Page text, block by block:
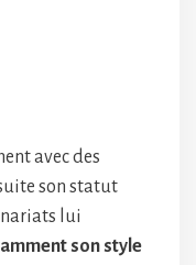
avec des
son statut
lui
son style